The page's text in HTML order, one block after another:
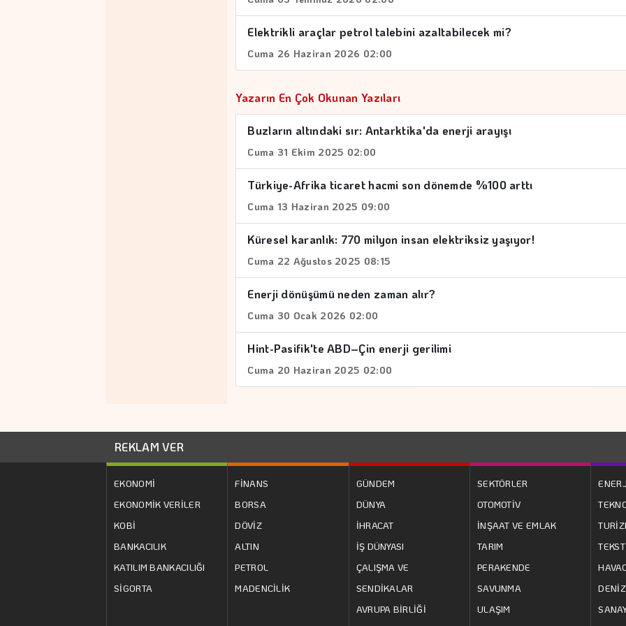
Elektrikli araçlar petrol talebini azaltabilecek mi?
Cuma 26 Haziran 2026 02:00
Yazarın En Çok Okunan Yazıları
Buzların altındaki sır: Antarktika'da enerji arayışı
Cuma 31 Ekim 2025 02:00
Türkiye-Afrika ticaret hacmi son dönemde %100 arttı
Cuma 13 Haziran 2025 09:00
Küresel karanlık: 770 milyon insan elektriksiz yaşıyor!
Cuma 22 Ağustos 2025 08:15
Enerji dönüşümü neden zaman alır?
Cuma 30 Ocak 2026 02:00
Hint-Pasifik'te ABD–Çin enerji gerilimi
Cuma 20 Haziran 2025 02:00
REKLAM VER
EKONOMİ
EKONOMİK VERİLER
KOBİ
BANKACILIK
KATILIM BANKACILIĞI
SİGORTA
FİNANS
BORSA
DÖVİZ
ALTIN
PETROL
MADENCİLİK
GÜNDEM
DÜNYA
İHRACAT
İŞ DÜNYASI
ÇALIŞMA VE
SENDİKALAR
AVRUPA BİRLİĞİ
SEKTÖRLER
OTOMOTİV
İNŞAAT VE EMLAK
TARIM
PERAKENDE
SAVUNMA
ULAŞIM